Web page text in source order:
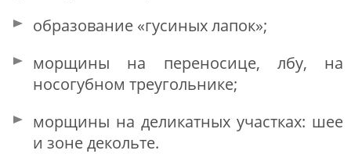
образование «гусиных лапок»;
морщины на переносице, лбу, на
носогубном треугольнике;
морщины на деликатных участках: шее
и зоне декольте.